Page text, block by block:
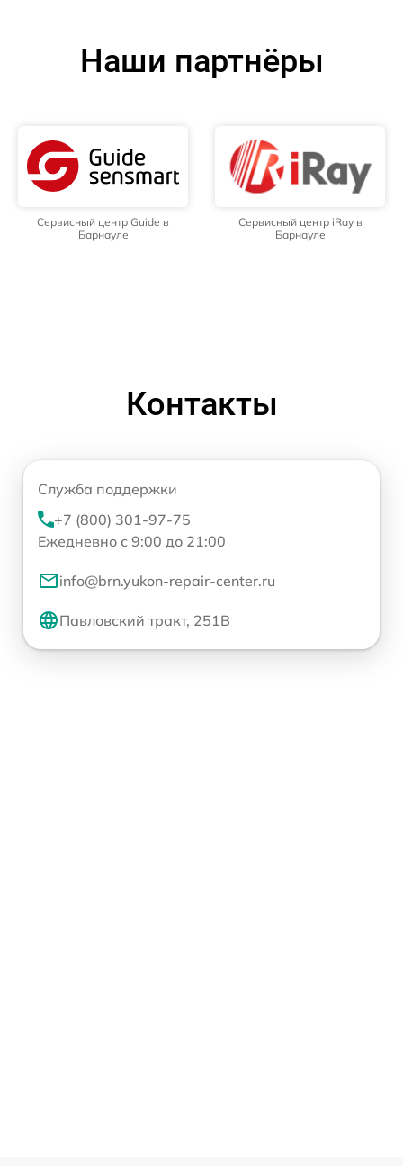
Наши партнёры
Сервисный центр Guide в
Барнауле
Сервисный центр iRay в
Барнауле
Контакты
Служба поддержки
+7 (800) 301-97-75
Ежедневно с 9:00 до 21:00
info@brn.yukon-repair-center.ru
Павловский тракт, 251В